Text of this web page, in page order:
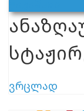
ვრცლად